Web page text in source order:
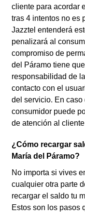
cliente para acordar
tras 4 intentos no es
Jazztel entenderá
penalizará al
compromiso de
del Páramo tiene
responsabilidad de
contacto con el
del servicio. En caso
consumidor puede
de atención al
¿Cómo recargar
María del Páramo?
No importa si vives
cualquier otra parte
recargar el saldo tu
Estos son los pasos